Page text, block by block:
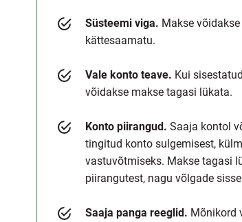
Süsteemi viga. Makse
kättesaamatu.
Vale konto teave. Kui
võidakse makse tagasi lükata.
Konto piirangud. Saaja kontol
tingitud konto sulgemisest,
vastuvõtmiseks. Makse tagasi
piirangutest, nagu võlgade
Saaja panga reeglid. Mõnikord